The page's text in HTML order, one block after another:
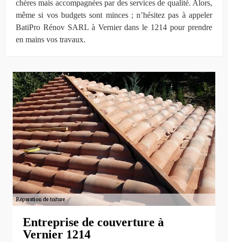
chères mais accompagnées par des services de qualité. Alors,
même si vos budgets sont minces ; n’hésitez pas à appeler
BatiPro Rénov SARL à Vernier dans le 1214 pour prendre
en mains vos travaux.
Entreprise de couverture à
Vernier 1214